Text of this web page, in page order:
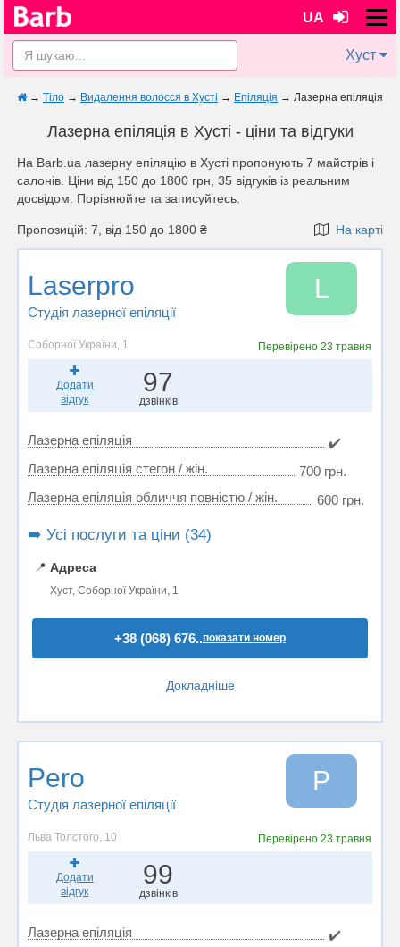
UA
Хуст
→ Тіло → Видалення волосся в Хусті → Епіляція → Лазерна епіляція
Лазерна епіляція в Хусті - ціни та відгуки
На Barb.ua лазерну епіляцію в Хусті пропонують 7 майстрів i
салонів. Ціни від 150 до 1800 грн, 35 відгуків із реальним
досвідом. Порівнюйте та записуйтесь.
Пропозицій: 7, від 150 до 1800 ₴ На карті
Laserpro
Студія лазерної епіляції
L
Соборної України, 1 Перевірено23 травня
Додати
відгук
97
дзвінків
Лазерна епіляція
✔️
Лазерна епіляція стегон / жін.
700 грн.
Лазерна епіляція обличчя повністю / жін.
600 грн.
➡️ Усі послуги та ціни (34)
📍 Адреса
Хуст, Соборної України, 1
+38 (068) 676..показати номер
Докладніше
Pero
Студія лазерної епіляції
P
Льва Толстого, 10 Перевірено23 травня
Додати
відгук
99
дзвінків
Лазерна епіляція
✔️